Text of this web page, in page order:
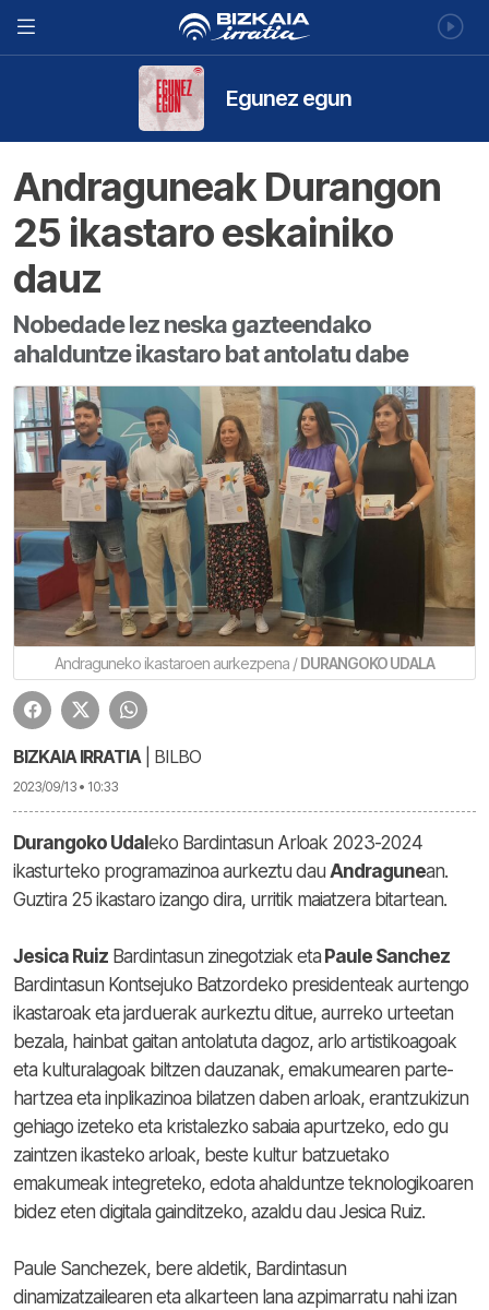
Egunez egun
Andraguneak Durangon
25 ikastaro eskainiko
dauz
Nobedade lez neska gazteendako
ahalduntze ikastaro bat antolatu dabe
Andraguneko ikastaroen aurkezpena /DURANGOKO UDALA
BIZKAIA IRRATIA | BILBO
2023/09/13 • 10:33
Durangoko Udaleko Bardintasun Arloak 2023-2024
ikasturteko programazinoa aurkeztu dau Andragunean.
Guztira 25 ikastaro izango dira, urritik maiatzera bitartean.
Jesica Ruiz Bardintasun zinegotziak eta Paule Sanchez
Bardintasun Kontsejuko Batzordeko presidenteak aurtengo
ikastaroak eta jarduerak aurkeztu ditue, aurreko urteetan
bezala, hainbat gaitan antolatuta dagoz, arlo artistikoagoak
eta kulturalagoak biltzen dauzanak, emakumearen parte-
hartzea eta inplikazinoa bilatzen daben arloak, erantzukizun
gehiago izeteko eta kristalezko sabaia apurtzeko, edo gu
zaintzen ikasteko arloak, beste kultur batzuetako
emakumeak integreteko, edota ahalduntze teknologikoaren
bidez eten digitala gainditzeko, azaldu dau Jesica Ruiz.
Paule Sanchezek, bere aldetik, Bardintasun
dinamizatzailearen eta alkarteen lana azpimarratu nahi izan